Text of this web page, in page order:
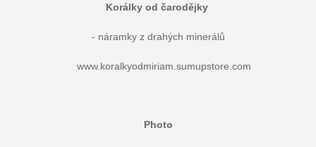
Korálky od čarodějky
- náramky z drahých minerálů
www.koralkyodmiriam.sumupstore.com
Photo